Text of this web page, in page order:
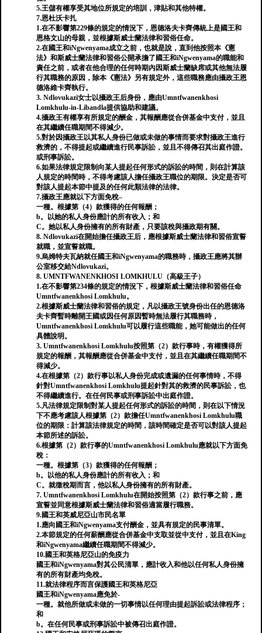
5.王儲有權享受其地位所規定的培訓，津貼和其他特權。
7.恩杜沃卡扎
1.在不影響第229條的規定的情況下，恩德洛夫卡齊傳統上是國王和
恩格文山的母親，並根據斯威士蘭法律和習俗任命。
2.在國王和iNgwenyama成立之前，也就是說，直到他按照本《憲
法》和斯威士蘭法律和習俗公開承擔了國王和iNgwenyama的職能和
責任之前，或者在他合理的任何時期內因斯威士蘭缺席或其他無法履
行其職務的原因，除本《憲法》另有規定外，這些職務應由攝政王恩
德洛維卡齊執行。
3. Ndlovukazi女士以攝政王后身份，應由Umntfwanenkhosi
Lomkhulu-in-Libandla提供協助和建議。
4.攝政王有權享有所規定的酬金，其報酬應從合併基金中支付，並且
在其繼續任職期間不得減少。
5.對於因攝政王以其私人身份已做或未做的事情而要求對攝政王進行
救濟的，不得提起或繼續進行民事訴訟，並且不得傳召其出庭作證。
或刑事訴訟。
6.如果法律規定限制向某人提起任何形式的訴訟的時間，則在計算該
人規定的時間時，不得考慮該人擔任攝政王職位的期限。決定是否可
對該人提起本節中提及的任何此類法律的法律。
7.攝政王應就以下方面免稅–
一種。根據第（4）款獲得的任何報酬；
b。以她的私人身份應計的所有收入；和
C。她以私人身份擁有的所有財產，只要該稅與攝政期有關。
8. Ndlovukazi在開始擔任攝政王后，應根據斯威士蘭法律和習俗宣誓
就職，並宣誓就職。
9.烏姆特夫瓦納就任國王和iNgwenyama的職務時，攝政王應將其辦
公室移交給Ndlovukazi。
8. UMNTFWANENKHOSI LOMKHULU（高級王子）
1.在不影響第234條的規定的情況下，根據斯威士蘭法律和習俗任命
Umntfwanenkhosi Lomkhulu。
2.根據斯威士蘭法律和習俗的規定，凡以攝政王號身份出任的恩德洛
夫卡齊暫時離開王國或因任何原因暫時無法履行其職務時，
Umntfwanenkhosi Lomkhulu可以履行這些職能，她可能做出的任何
具體說明。
3. Umntfwanenkhosi Lomkhulu按照第（2）款行事時，有權獲得所
規定的報酬，其報酬應從合併基金中支付，並且在其繼續任職期間不
得減少。
4.在根據第（2）款行事以私人身份完成或遺漏的任何事情時，不得
針對Umntfwanenkhosi Lomkhulu提起針對其的救濟的民事訴訟，也
不得繼續進行。在任何民事或刑事訴訟中出庭作證。
5.凡法律規定限制對某人提起任何形式的訴訟的時間，則在以下情況
下不應考慮該人根據第（2）款擔任Umntfwanenkhosi Lomkhulu職
位的期限：計算該法律規定的時間，該時間確定是否可以對該人提起
本節所述的訴訟。
6.根據第（2）款行事的Umntfwanenkhosi Lomkhulu應就以下方面免
稅：
一種。根據第（3）款獲得的任何報酬；
b。以他的私人身份應計的所有收入；和
C。就徵稅期而言，他以私人身份擁有的所有財產。
7. Umntfwanenkhosi Lomkhulu在開始按照第（2）款行事之前，應
宣誓並同意根據斯威士蘭法律和習俗適當履行職務。
9.國王和英威尼亞山市民名單
1.應向國王和iNgwenyama支付酬金，並具有規定的民事清單。
2.本節規定的任何薪酬應從合併基金中支取並從中支付，並且在King
和iNgwenyama繼續任職期間不得減少。
10.國王和英格尼亞山的免疫力
國王和iNgwenyama對其公民清單，應計收入和他以任何私人身份擁
有的所有財產均免稅。
11.就法律程序而言保護國王和英格尼亞
國王和iNgwenyama應免於-
一種。就他所做或未做的一切事情以任何理由提起訴訟或法律程序；
和
b。在任何民事或刑事訴訟中被傳召出庭作證。